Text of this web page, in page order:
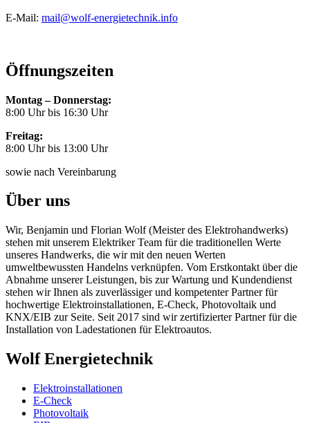
E-Mail: mail@wolf-energietechnik.info
Öffnungszeiten
Montag – Donnerstag:
8:00 Uhr bis 16:30 Uhr
Freitag:
8:00 Uhr bis 13:00 Uhr
sowie nach Vereinbarung
Über uns
Wir, Benjamin und Florian Wolf (Meister des Elektrohandwerks)
stehen mit unserem Elektriker Team für die traditionellen Werte
unseres Handwerks, die wir mit den neuen Werten
umweltbewussten Handelns verknüpfen. Vom Erstkontakt über die
Abnahme unserer Leistungen, bis zur Wartung und Kundendienst
stehen wir Ihnen als zuverlässiger und kompetenter Partner für
hochwertige Elektroinstallationen, E-Check, Photovoltaik und
KNX/EIB zur Seite. Seit 2017 sind wir zertifizierter Partner für die
Installation von Ladestationen für Elektroautos.
Wolf Energietechnik
Elektroinstallationen
E-Check
Photovoltaik